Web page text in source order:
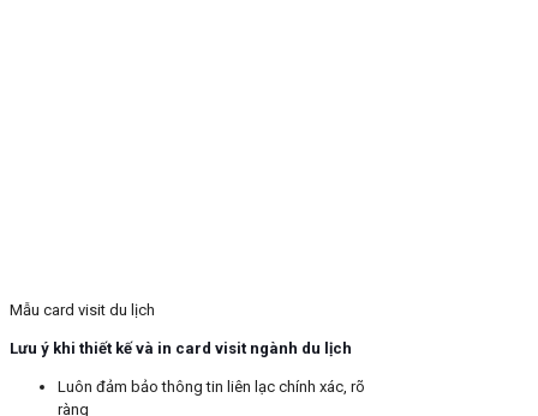
Mẫu card visit du lịch
Lưu ý khi thiết kế và in card visit ngành du lịch
Luôn đảm bảo thông tin liên lạc chính xác, rõ
ràng